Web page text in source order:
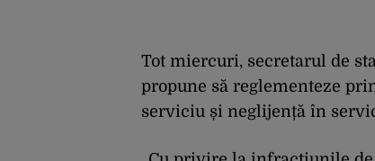
Tot miercuri, secretarul de
propune să reglementeze
serviciu și neglijență în